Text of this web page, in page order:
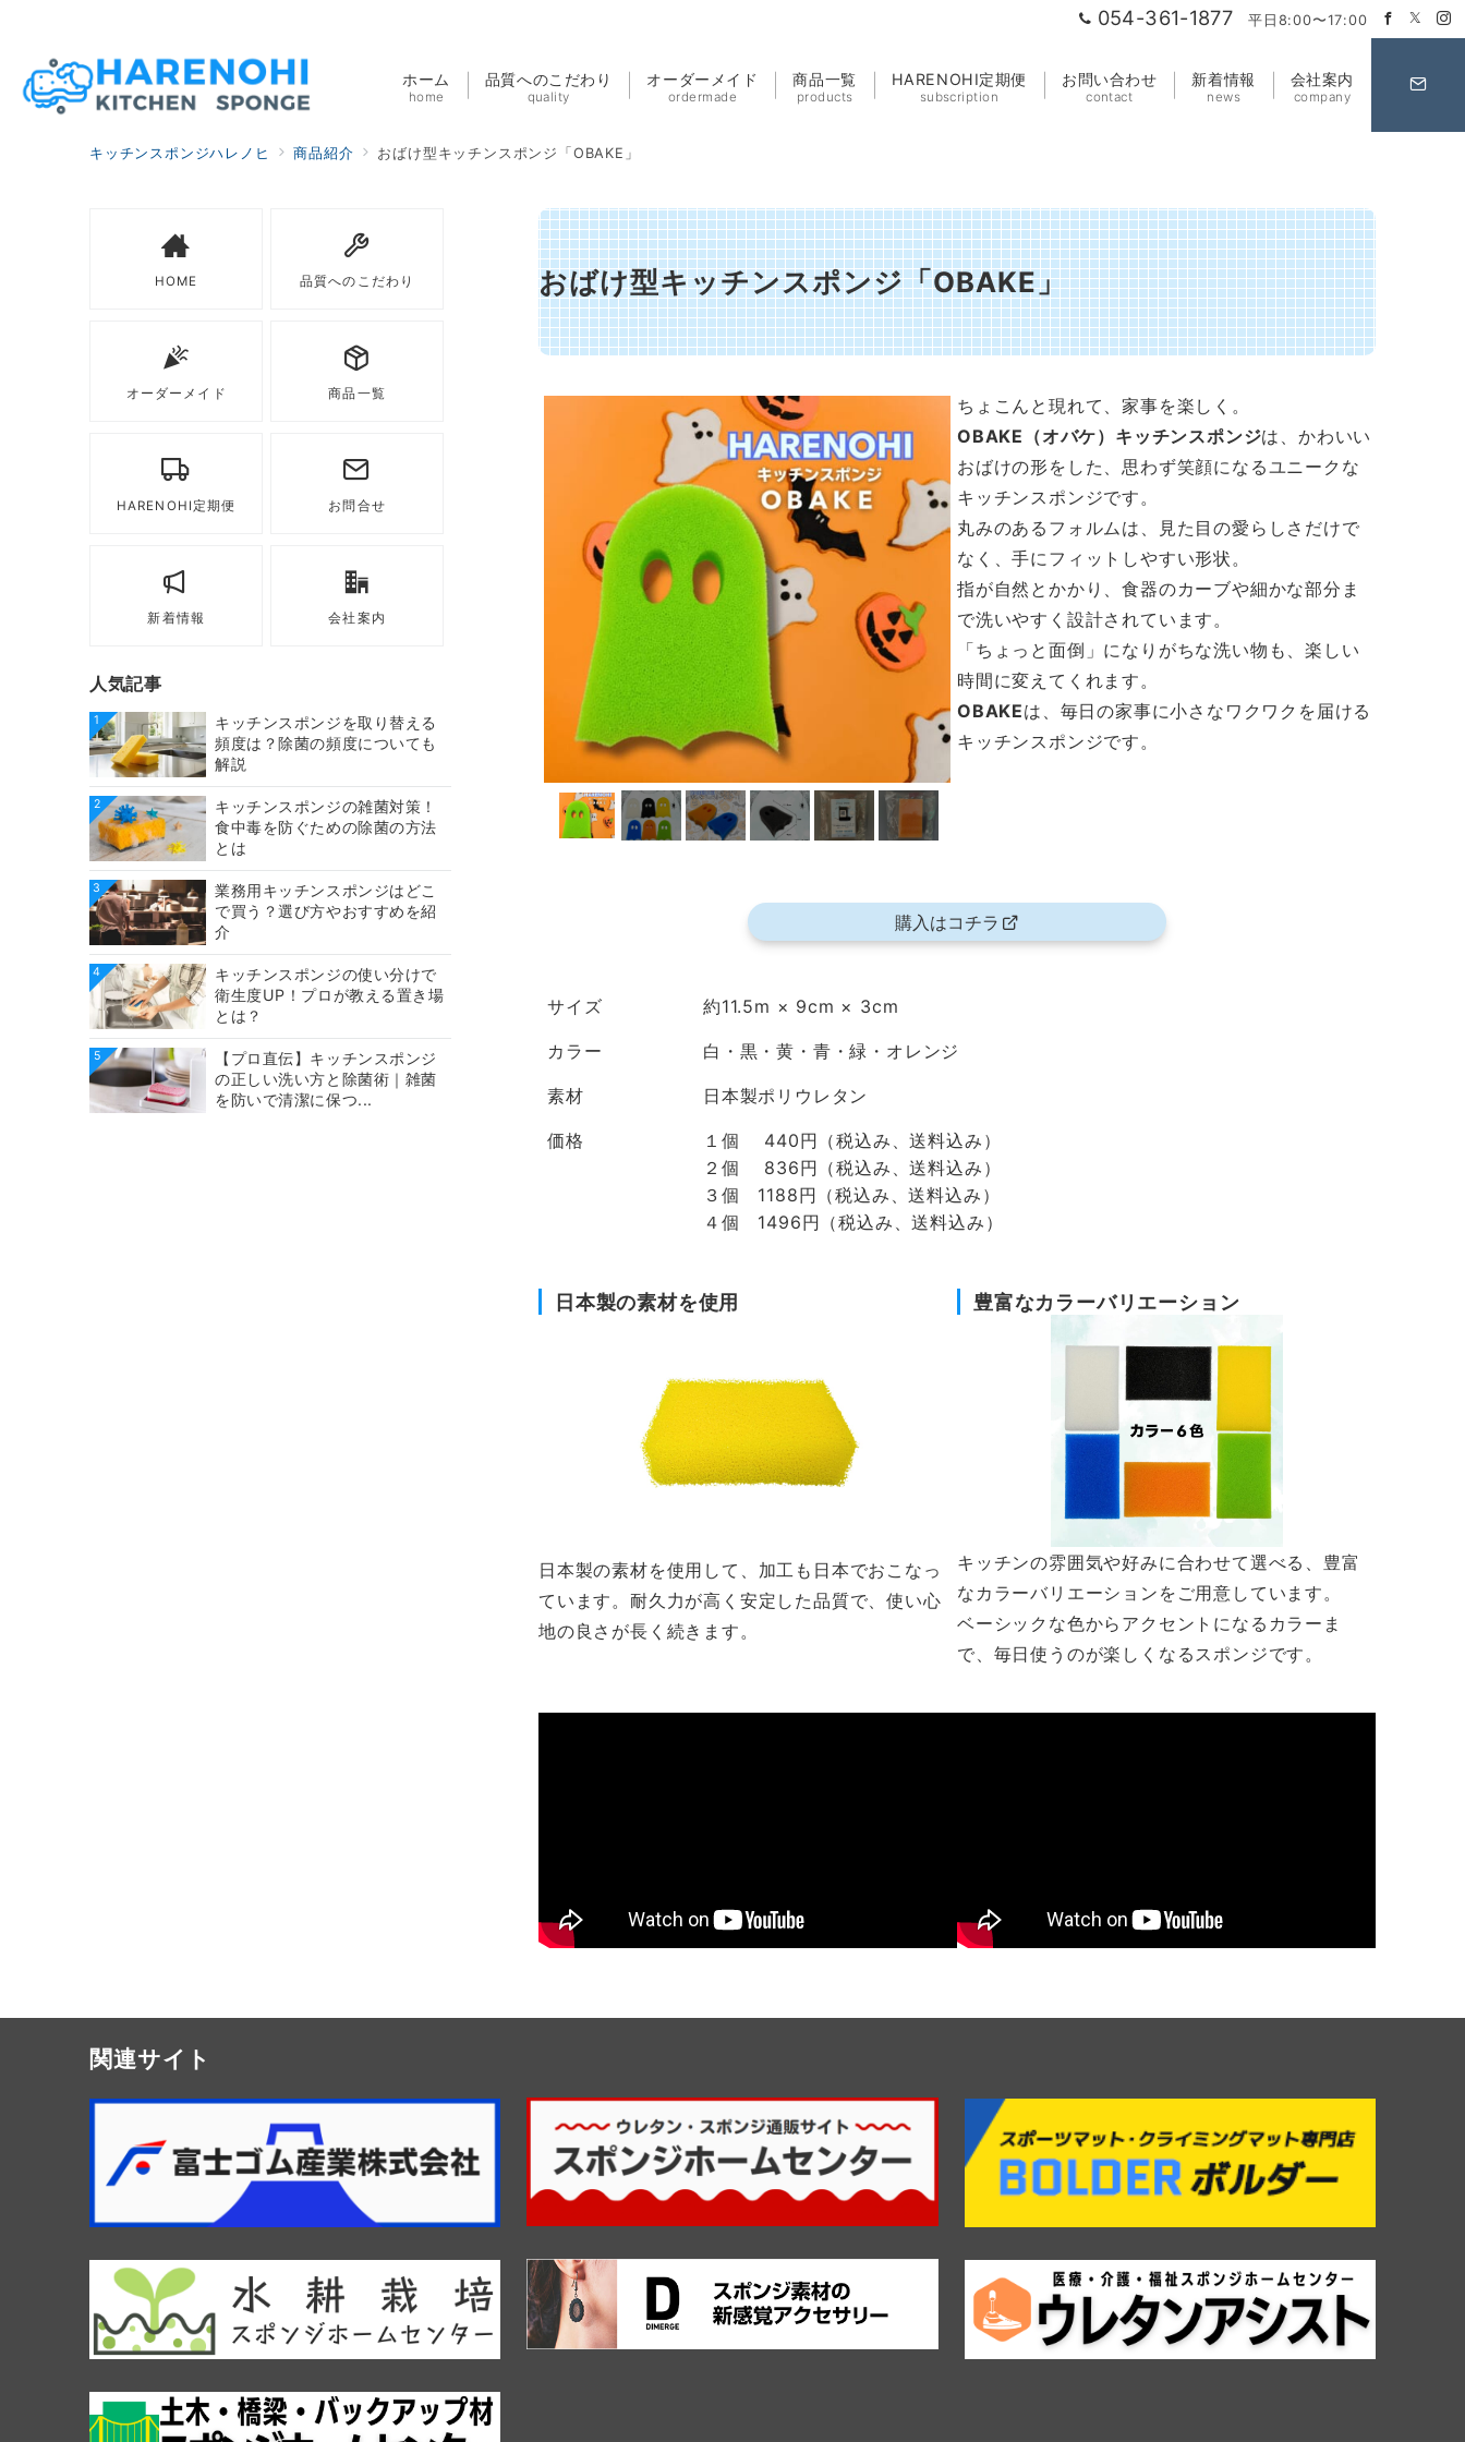
054-361-1877 平日8:00〜17:00
ホーム
home
品質へのこだわり
quality
オーダーメイド
ordermade
商品一覧
products
HARENOHI定期便
subscription
お問い合わせ
contact
新着情報
news
会社案内
company
キッチンスポンジハレノヒ 商品紹介 おばけ型キッチンスポンジ「OBAKE」
おばけ型キッチンスポンジ「OBAKE」
ちょこんと現れて、家事を楽しく。
OBAKE（オバケ）キッチンスポンジは、かわいい
おばけの形をした、思わず笑顔になるユニークな
キッチンスポンジです。
丸みのあるフォルムは、見た目の愛らしさだけで
なく、手にフィットしやすい形状。
指が自然とかかり、食器のカーブや細かな部分ま
で洗いやすく設計されています。
「ちょっと面倒」になりがちな洗い物も、楽しい
時間に変えてくれます。
OBAKEは、毎日の家事に小さなワクワクを届ける
キッチンスポンジです。
購入はコチラ
サイズ 約11.5m × 9cm × 3cm
カラー 白・黒・黄・青・緑・オレンジ
素材 日本製ポリウレタン
価格
１個 440円（税込み、送料込み）
２個 836円（税込み、送料込み）
３個 1188円（税込み、送料込み）
４個 1496円（税込み、送料込み）
日本製の素材を使用
日本製の素材を使用して、加工も日本でおこなっ
ています。耐久力が高く安定した品質で、使い心
地の良さが長く続きます。
豊富なカラーバリエーション
キッチンの雰囲気や好みに合わせて選べる、豊富
なカラーバリエーションをご用意しています。
ベーシックな色からアクセントになるカラーま
で、毎日使うのが楽しくなるスポンジです。
HOME 品質へのこだわり
オーダーメイド 商品一覧
HARENOHI定期便 お問合せ
新着情報 会社案内
人気記事
1
キッチンスポンジを取り替える
頻度は？除菌の頻度についても
解説
2
キッチンスポンジの雑菌対策！
食中毒を防ぐための除菌の方法
とは
3
業務用キッチンスポンジはどこ
で買う？選び方やおすすめを紹
介
4
キッチンスポンジの使い分けで
衛生度UP！プロが教える置き場
とは？
5
【プロ直伝】キッチンスポンジ
の正しい洗い方と除菌術｜雑菌
を防いで清潔に保つ...
関連サイト